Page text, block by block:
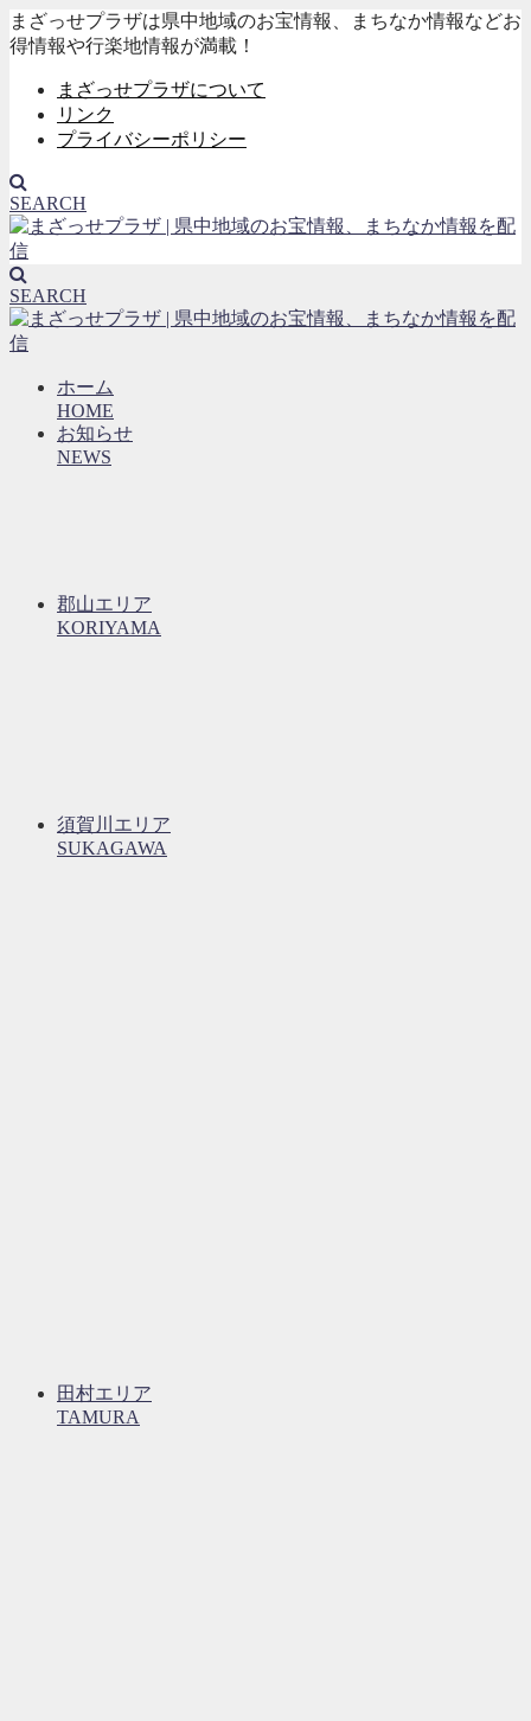
まざっせプラザは県中地域のお宝情報、まちなか情報などお
得情報や行楽地情報が満載！
まざっせプラザについて
リンク
プライバシーポリシー
SEARCH
SEARCH
ホーム
HOME
お知らせ
NEWS
郡山エリア
KORIYAMA
須賀川エリア
SUKAGAWA
田村エリア
TAMURA